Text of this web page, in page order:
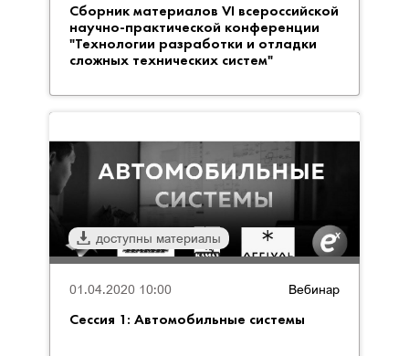
Сборник материалов VI всероссийской
научно-практической конференции
"Технологии разработки и отладки
сложных технических систем"
Вебинар
Сессия 1: Автомобильные системы
01.04.2020 10:00
доступны материалы